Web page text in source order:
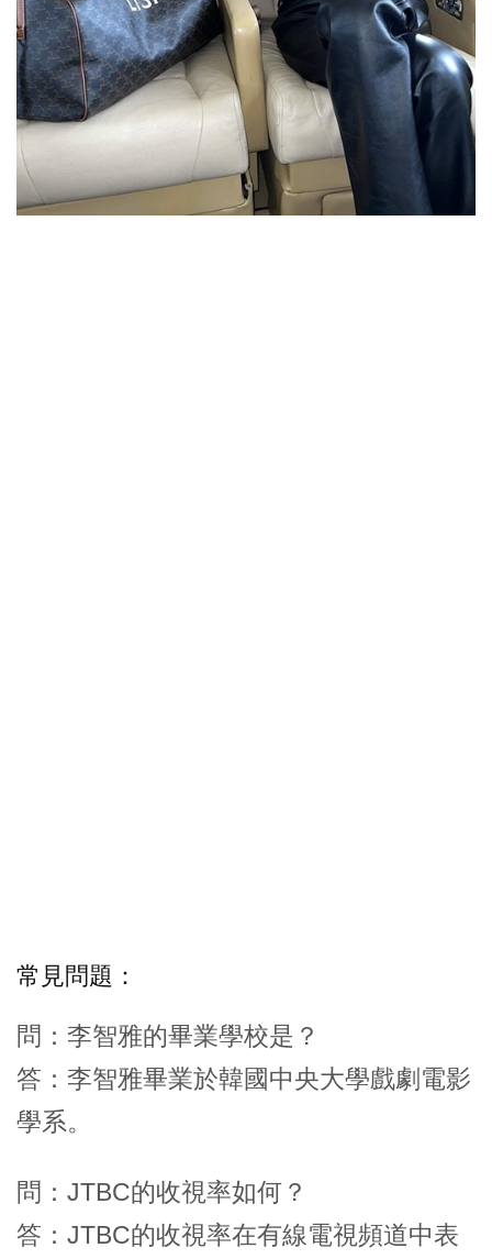
常見問題：
問：李智雅的畢業學校是？
答：李智雅畢業於韓國中央大學戲劇電影
學系。
問：JTBC的收視率如何？
答：JTBC的收視率在有線電視頻道中表